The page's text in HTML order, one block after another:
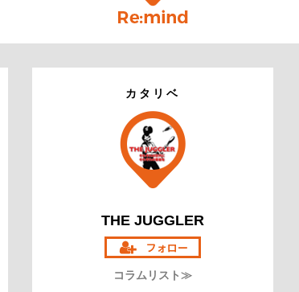
カタリベ
THE JUGGLER
コラムリスト≫